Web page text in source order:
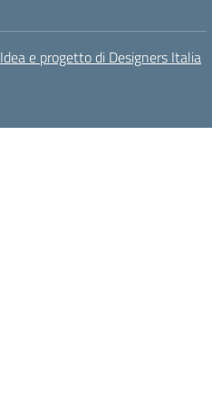
Idea e progetto di Designers Italia